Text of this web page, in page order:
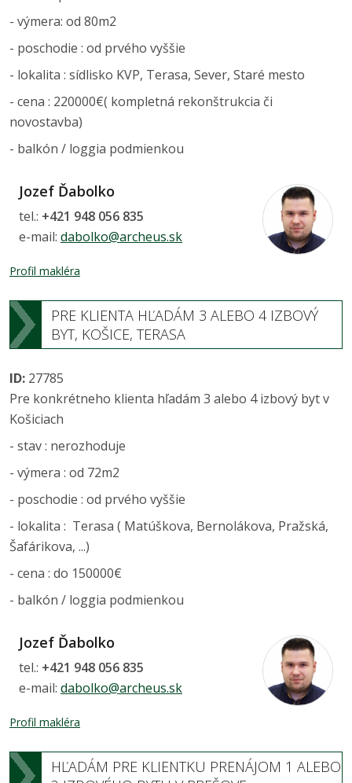
- výmera: od 80m2
- poschodie : od prvého vyššie
- lokalita : sídlisko KVP, Terasa, Sever, Staré mesto
- cena : 220000€( kompletná rekonštrukcia či
novostavba)
- balkón / loggia podmienkou
Jozef Ďabolko
tel.: +421 948 056 835
e-mail: dabolko@archeus.sk
Profil makléra
PRE KLIENTA HĽADÁM 3 ALEBO 4 IZBOVÝ
BYT, KOŠICE, TERASA
ID: 27785
Pre konkrétneho klienta hľadám 3 alebo 4 izbový byt v
Košiciach
- stav : nerozhoduje
- výmera : od 72m2
- poschodie : od prvého vyššie
- lokalita : Terasa ( Matúškova, Bernolákova, Pražská,
Šafárikova, ...)
- cena : do 150000€
- balkón / loggia podmienkou
Jozef Ďabolko
tel.: +421 948 056 835
e-mail: dabolko@archeus.sk
Profil makléra
HĽADÁM PRE KLIENTKU PRENÁJOM 1 ALEBO